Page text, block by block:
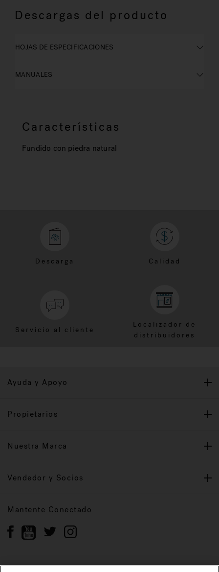
Descargas del producto
HOJAS DE ESPECIFICACIONES
MANUALES
Características
Fundido con piedra natural
Descarga Calidad
Servicio al cliente
Localizador de
distribuidores
Ayuda y Apoyo
Propietarios
Nuestra Marca
Vendedor y Socios
Mantente Conectado